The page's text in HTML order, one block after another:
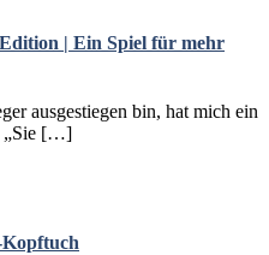
| Ein Spiel für mehr
ausgestiegen bin, hat mich ein
„Sie […]
Kopftuch